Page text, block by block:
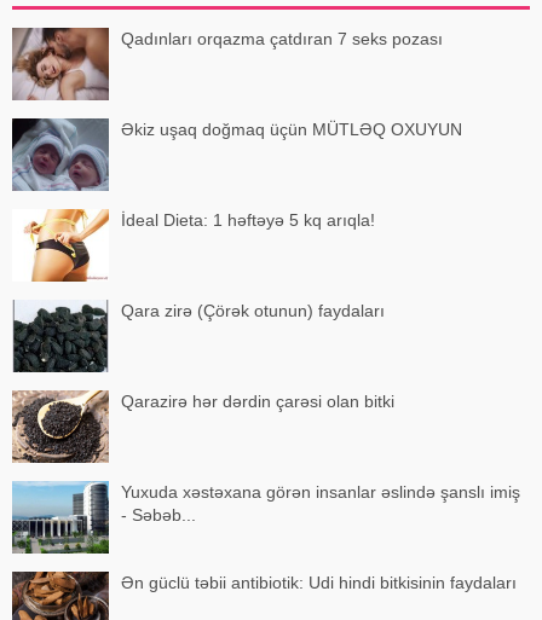
Qadınları orqazma çatdıran 7 seks pozası
Əkiz uşaq doğmaq üçün MÜTLƏQ OXUYUN
İdeal Dieta: 1 həftəyə 5 kq arıqla!
Qara zirə (Çörək otunun) faydaları
Qarazirə hər dərdin çarəsi olan bitki
Yuxuda xəstəxana görən insanlar əslində şanslı imiş
- Səbəb...
Ən güclü təbii antibiotik: Udi hindi bitkisinin faydaları